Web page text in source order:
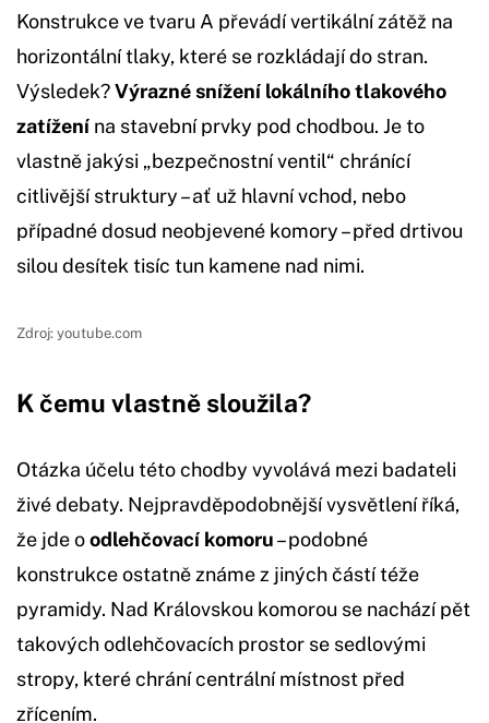
Konstrukce ve tvaru A převádí vertikální zátěž na
horizontální tlaky, které se rozkládají do stran.
Výsledek?Výrazné snížení lokálního tlakového
zatížení na stavební prvky pod chodbou. Je to
vlastně jakýsi „bezpečnostní ventil“ chránící
citlivější struktury – ať už hlavní vchod, nebo
případné dosud neobjevené komory – před drtivou
silou desítek tisíc tun kamene nad nimi.
Zdroj: youtube.com
K čemu vlastně sloužila?
Otázka účelu této chodby vyvolává mezi badateli
živé debaty. Nejpravděpodobnější vysvětlení říká,
že jde oodlehčovací komoru– podobné
konstrukce ostatně známe z jiných částí téže
pyramidy. Nad Královskou komorou se nachází pět
takových odlehčovacích prostor se sedlovými
stropy, které chrání centrální místnost před
zřícením.